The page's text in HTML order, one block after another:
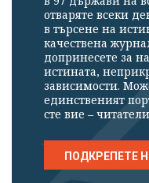
отваряте всеки
в търсене на
качествена
допринесете за
истината,
зависимости.
единственият
сте вие –
ПОДКРЕПЕТЕ